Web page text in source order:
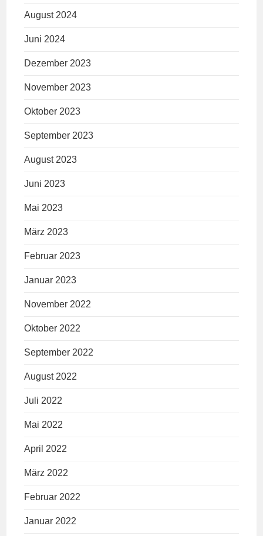
August 2024
Juni 2024
Dezember 2023
November 2023
Oktober 2023
September 2023
August 2023
Juni 2023
Mai 2023
März 2023
Februar 2023
Januar 2023
November 2022
Oktober 2022
September 2022
August 2022
Juli 2022
Mai 2022
April 2022
März 2022
Februar 2022
Januar 2022